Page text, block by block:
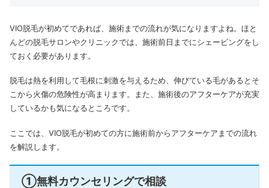
VIO脱毛が初めてであれば、施術までの流れが気になりますよね。 ほと
んどの脱毛サロンやクリニックでは、施術前日までにシェービングをし
ておく必要があります。
脱毛は熱を利用して毛根に刺激を与えるため、伸びている毛があるとそ
こから火傷の危険性が高まります。また、施術後のアフターケアが充実
しているかも気になるところです。
ここでは、VIO脱毛が初めての方に施術前からアフターケアまでの流れ
を解説します。
①無料カウンセリングで相談